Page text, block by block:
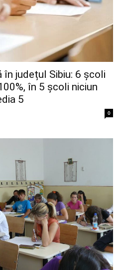
în județul Sibiu: 6 școli
în 5 școli niciun
5
0